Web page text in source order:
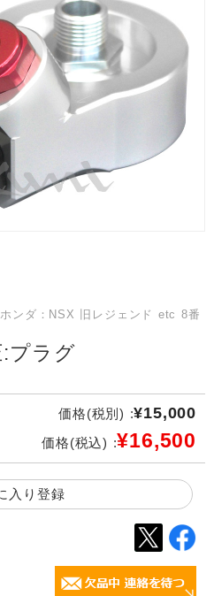
ンダ：NSX 旧レジェンド etc 8番
プラグ
価格(税別) :¥15,000
価格(税込) :¥16,500
入り登録